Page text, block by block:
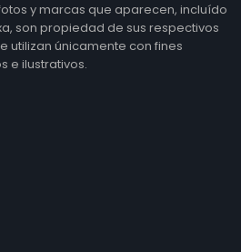
y marcas que aparecen, incluído
son propiedad de sus respectivos
utilizan únicamente con fines
e ilustrativos.